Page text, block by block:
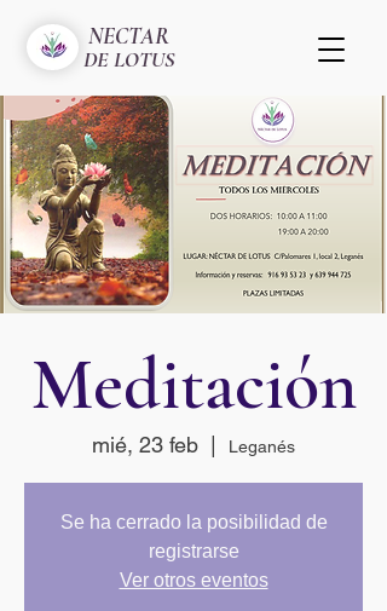
NECTAR
DE LOTUS
Meditación
mié, 23 feb Leganés
Se ha cerrado la posibilidad de
registrarse
Ver otros eventos